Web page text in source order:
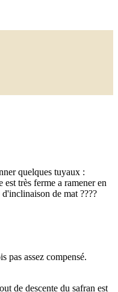
quelques tuyaux :
très ferme a ramener en
de mat ????
pas assez compensé.
de descente du safran est